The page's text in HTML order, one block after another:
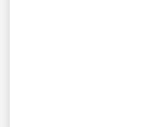
● Mal de cœur
● Engourdissement
langue et de la gorge
● Altération du goût
Peu fréquent (chez
traité sur 100, mais